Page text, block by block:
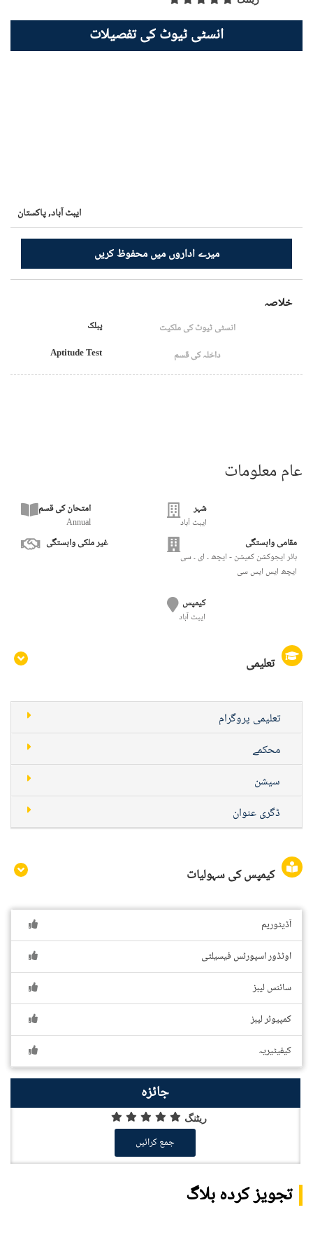
انسٹی ٹیوٹ کی تفصیلات
ایبٹ آباد,پاکستان
میرے اداروں میں محفوظ کریں
خلاصہ
انسٹی ٹیوٹ کی ملکیت
پبلک
داخلہ کی قسم
Aptitude Test
عام معلومات
شہر
ایبٹ آباد
امتحان کی قسم
Annual
مقامی وابستگی
ہائر ایجوکشن کمیشن - ایچھ ۔ ای ۔ سی
ایچھ ایس ایس سی
غیر ملکی وابستگی
کیمپس
ایبٹ آباد
تعلیمی
تعلیمی پروگرام
محکمے
سیشن
ڈگری عنوان
کیمپس کی سہولیات
آڈیٹوریم
اوٹڈور اسپورٹس فیسیلٹی
سائنس لیبز
کمپیوٹر لیبز
کیفیٹیریہ
جائزہ
ریٹنگ
جمع کرائیں
تجویز کردہ بلاگ